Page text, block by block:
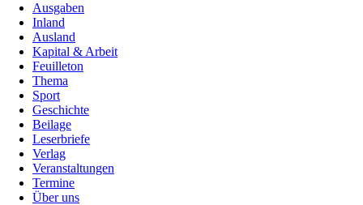
Ausgaben
Inland
Ausland
Kapital & Arbeit
Feuilleton
Thema
Sport
Geschichte
Beilage
Leserbriefe
Verlag
Veranstaltungen
Termine
Über uns